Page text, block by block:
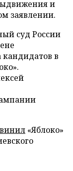
и
заявлении.
суд России
кандидатов в
«Яблоко»